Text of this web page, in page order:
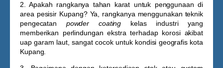
2. Apakah rangkanya tahan karat untuk penggunaan di
area pesisir Kupang?Ya, rangkanya menggunakan teknik
pengecatan powder coating kelas industri yang
memberikan perlindungan ekstra terhadap korosi akibat
uap garam laut, sangat cocok untuk kondisi geografis kota
Kupang.